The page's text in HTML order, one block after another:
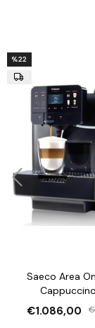
Ölçüler
Ağırlık: 3.2 kg
Voltaj - Güç
Su Haznesi:
Atık Kapsül
Liste Fiyatı
Saeco Area
€1.086,00
%22